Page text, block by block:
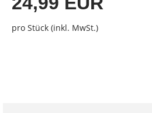
pro Stück (inkl. MwSt.)